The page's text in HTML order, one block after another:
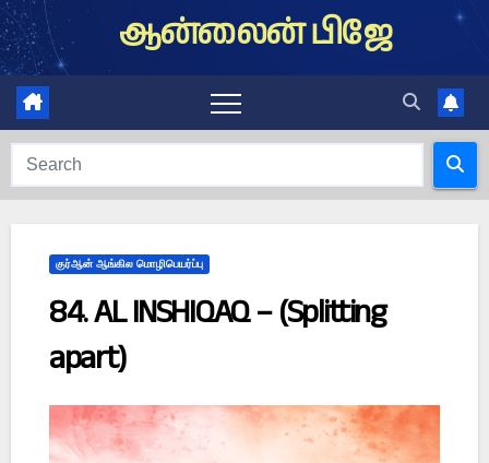
Skip
to
content
ஆன்லைன் பிஜே
குர்ஆன் ஆங்கில மொழிபெயர்ப்பு
84. AL INSHIQAQ – (Splitting
apart)